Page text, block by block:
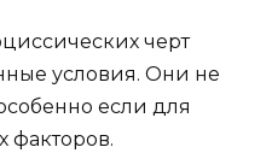
черт
условия. Они не
если для
факторов.